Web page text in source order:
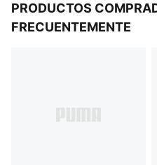
PRODUCTOS
FRECUENTEMENTE